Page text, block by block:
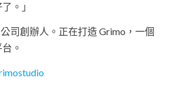
。」
公司創辦人。正在打造 Grimo，一個
。